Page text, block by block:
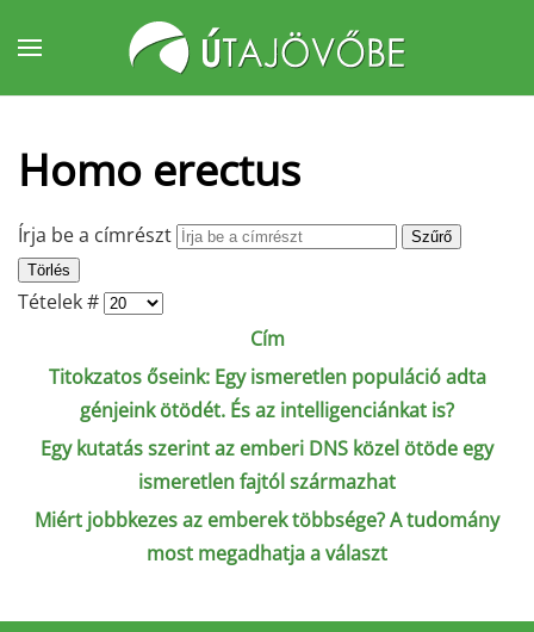
Fő tartalom átugrása
Homo erectus
Írja be a címrészt
Szűrő
Törlés
Tételek #
Cím
Titokzatos őseink: Egy ismeretlen populáció adta
génjeink ötödét. És az intelligenciánkat is?
Egy kutatás szerint az emberi DNS közel ötöde egy
ismeretlen fajtól származhat
Miért jobbkezes az emberek többsége? A tudomány
most megadhatja a választ